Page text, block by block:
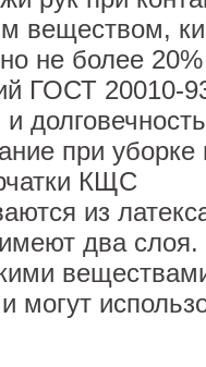
веществом,
не более 20%
ГОСТ 20010-
при
КЩС
из
два
могут